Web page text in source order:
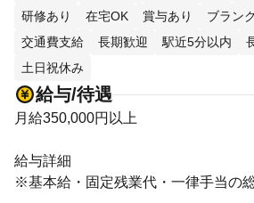
研修あり
在宅OK 賞与あり ブラン
交通費支給
長期歓迎 駅近5分以内
土日祝休み
給与/待遇
月給350,000円以上
給与詳細
※基本給・固定残業代・一律手当の